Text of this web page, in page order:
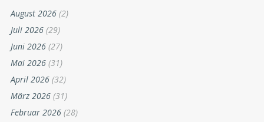
August 2026 (2)
Juli 2026 (29)
Juni 2026 (27)
Mai 2026 (31)
April 2026 (32)
März 2026 (31)
Februar 2026 (28)